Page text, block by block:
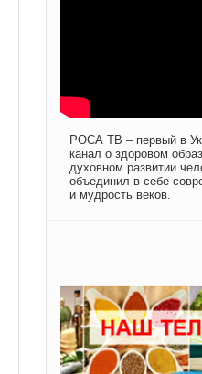
РОСА ТВ – первый в
канал о здоровом
духовном развитии
объединил в себе
и мудрость веков.